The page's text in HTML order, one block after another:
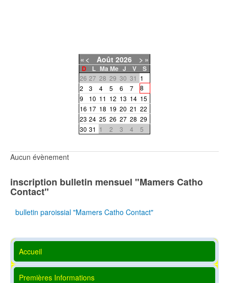
« < Août 2026 > »
D L Ma Me J V S
26 27 28 29 30 31 1
2
3 4 5 6 7
8
9
10 11 12 13 14 15
16 17 18 19 20 21 22
23 24 25 26 27 28 29
30 31 1 2 3 4 5
Aucun évènement
inscription bulletin mensuel "Mamers Catho
Contact"
bulletin paroissial "Mamers Catho Contact"
Accueil
Premières Informations